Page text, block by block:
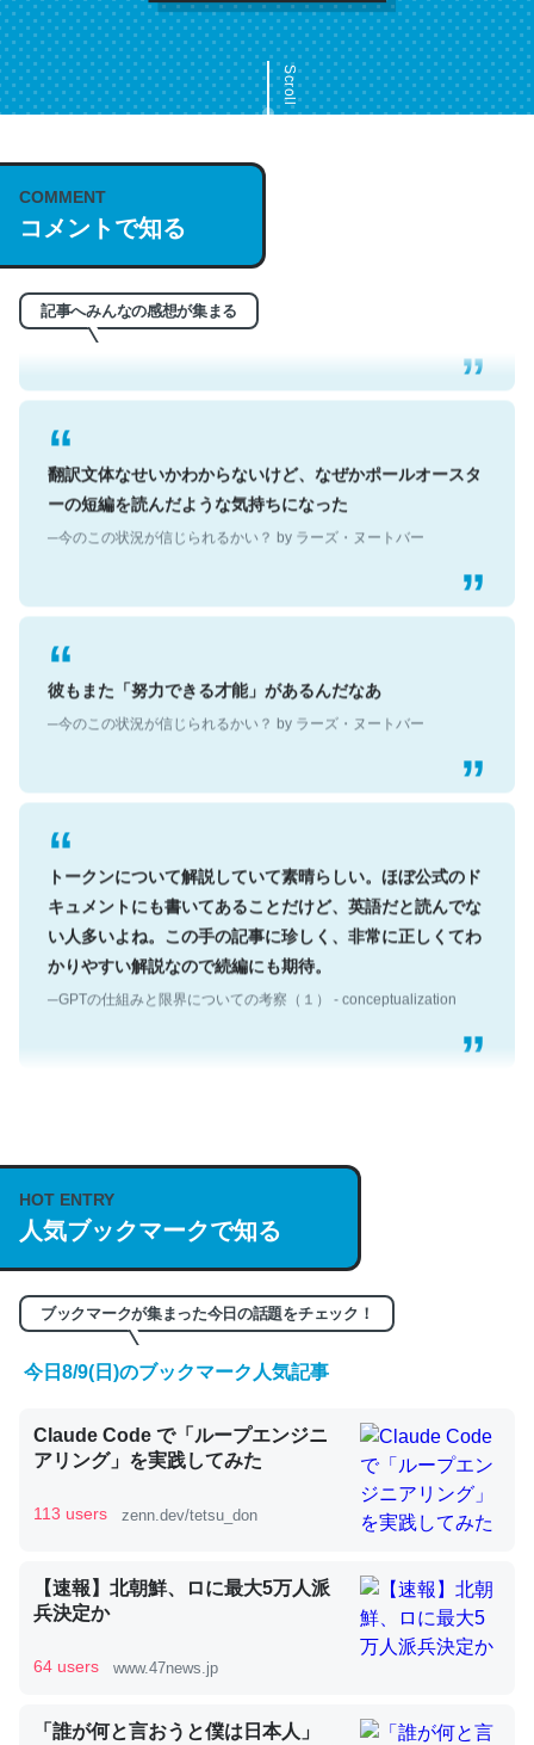
Scroll
COMMENT
コメントで知る
記事へみんなの感想が集まる
これは名文。彼はとてもクレバーなんだろうなと凄く思
─今のこの状況が信じられるかい？ by ラーズ・ヌートバー
翻訳文体なせいかわからないけど、なぜかポールオースタ
ーの短編を読んだような気持ちになった
─今のこの状況が信じられるかい？ by ラーズ・ヌートバー
彼もまた「努力できる才能」があるんだなあ
─今のこの状況が信じられるかい？ by ラーズ・ヌートバー
トークンについて解説していて素晴らしい。ほぼ公式のド
キュメントにも書いてあることだけど、英語だと読んでな
い人多いよね。この手の記事に珍しく、非常に正しくてわ
かりやすい解説なので続編にも期待。
─GPTの仕組みと限界についての考察（１） - conceptualization
説してる記事が少ないので貴重な良記事。/続編来た
https://isobe324649.hatenablog.com/entry/2023/03/27
/064121
─GPTの仕組みと限界についての考察（１） - conceptualization
これは良記事。32768トークンだと英語小説100ページ分
くらい。小説でいう「ずっと前の伏線」は回収されないけ
ど、短期記憶というには多い分量。進化すればするほど分
かりやすく強くなりそう
コオロギのカルシウム分はエビの600分の1程度。
HOT ENTRY
人気ブックマークで知る
ブックマークが集まった今日の話題をチェック！
今日8/9(日)のブックマーク人気記事
Claude Code で「ループエンジニ
アリング」を実践してみた
113 users zenn.dev/tetsu_don
【速報】北朝鮮、ロに最大5万人派
兵決定か
64 users www.47news.jp
「誰が何と言おうと僕は日本人」